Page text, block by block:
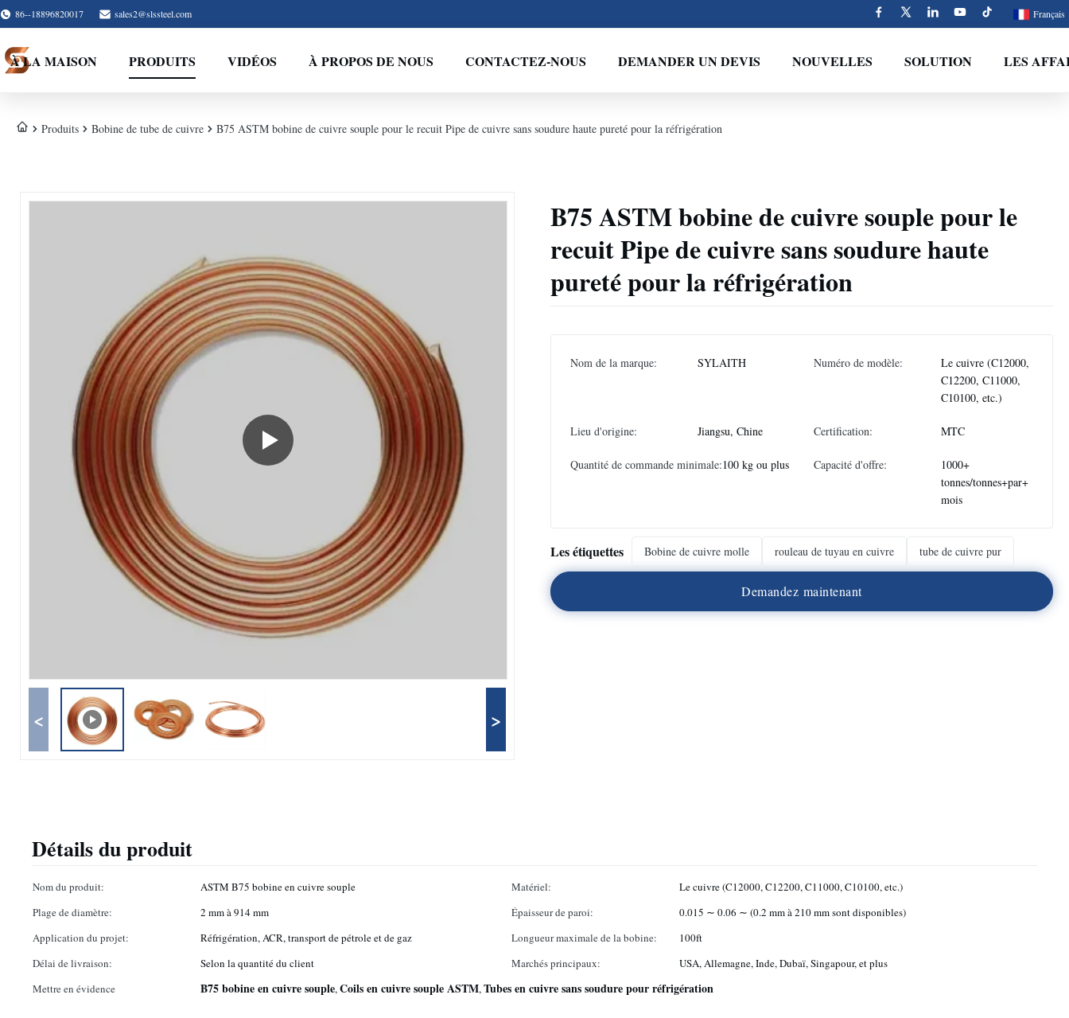
86--18896820017 sales2@slssteel.com Français
À LA MAISON PRODUITS VIDÉOS À PROPOS DE NOUS CONTACTEZ-NOUS DEMANDER UN DEVIS NOUVELLES SOLUTION LES
Produits Bobine de tube de cuivre B75 ASTM bobine de cuivre souple pour le recuit Pipe de cuivre sans soudure haute pureté pour la réfrigération
< >
B75 ASTM bobine de cuivre souple pour le
recuit Pipe de cuivre sans soudure haute
pureté pour la réfrigération
Nom de la marque: SYLAITH Numéro de modèle:
Le cuivre (C12000,
C12200, C11000,
C10100, etc.)
Lieu d'origine: Jiangsu, Chine Certification: MTC
Quantité de commande minimale:100 kg ou plus Capacité d'offre:
1000+
tonnes/tonnes+par+
mois
Les étiquettes Bobine de cuivre molle rouleau de tuyau en cuivre tube de cuivre pur
Demandez maintenant
Détails du produit
Nom du produit: ASTM B75 bobine en cuivre souple Matériel:
Le cuivre (C12000, C12200, C11000, C10100, etc.)
Plage de diamètre:
2 mm à 914 mm Épaisseur de paroi:
0.015 ∼ 0.06 ∼ (0.2 mm à 210 mm sont disponibles)
Application du projet:
Réfrigération, ACR, transport de pétrole et de gaz Longueur maximale de la bobine:
100ft
Délai de livraison:
Selon la quantité du client Marchés principaux:
USA, Allemagne, Inde, Dubaï, Singapour, et plus
Mettre en évidence
B75 bobine en cuivre souple,Coils en cuivre souple ASTM,Tubes en cuivre sans soudure pour réfrigération